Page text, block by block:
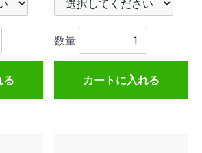
る
数量
カートに入れる